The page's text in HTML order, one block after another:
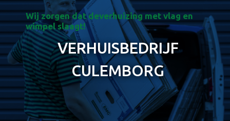
Wij zorgen dat deverhuizing met vlag en
wimpel slaagt!
VERHUISBEDRIJF
CULEMBORG